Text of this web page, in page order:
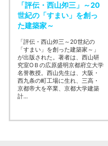
「評伝・西山夘三」～20
世紀の「すまい」を創っ
た建築家～
「評伝・西山夘三～20世紀の
「すまい」を創った建築家～」
が出版された。著者は、西山研
究室ОＢの広原盛明京都府立大学
名誉教授。西山先生は、大阪・
西九条の町工場に生れ、三高・
京都帝大を卒業、京都大学建築
計...